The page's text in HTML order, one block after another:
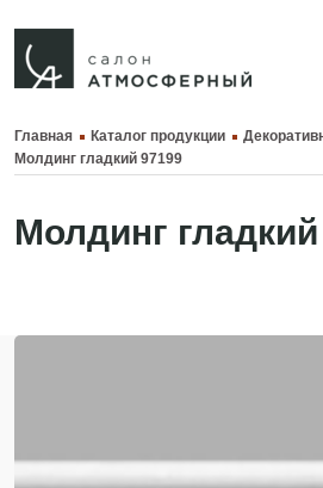
Главная Каталог продукции
Молдинг гладкий 97199
Молдинг